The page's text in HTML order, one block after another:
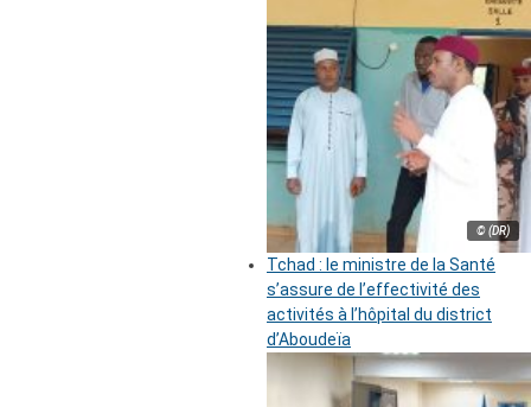
© (DR)
Tchad : le ministre de la Santé
s’assure de l’effectivité des
activités à l’hôpital du district
d’Aboudeïa